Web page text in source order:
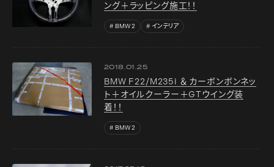
ング＋ラッピング施工！！
BMW 2 インテリア
2018.01.25
BMW F22/M235i ＆ カーボンボンネッ
ト＋オイルクーラー＋GTウイング装
着！！
BMW 2